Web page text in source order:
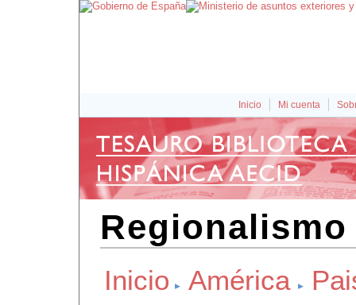
Inicio Mi cuenta
Inicio América